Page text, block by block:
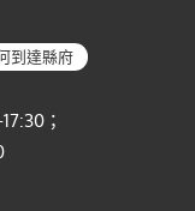
到達縣府
；